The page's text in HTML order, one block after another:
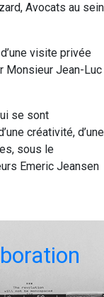
Avocats au sein
visite privée
Monsieur Jean-Luc
se sont
créativité, d’une
sous le
Emeric Jeansen